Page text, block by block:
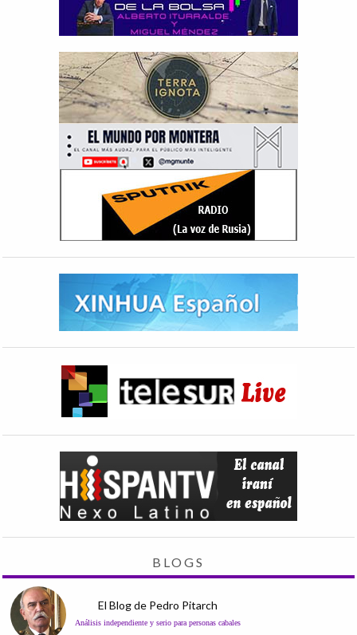
BLOGS
El Blog de Pedro Pitarch
Análisis independiente y serio para personas cabales